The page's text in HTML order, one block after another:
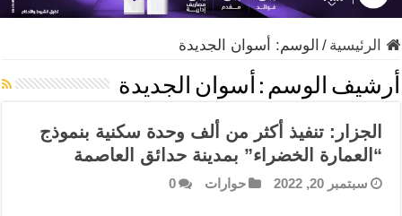
الرئيسية / الوسم: أسوان الجديدة
أرشيف الوسم : أسوان الجديدة
الجزار: تنفيذ أكثر من ألف وحدة سكنية بنموذج
“العمارة الخضراء” بمدينة حدائق العاصمة
سبتمبر 20, 2022 حوارات 0